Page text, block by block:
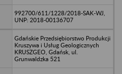
992700/611/1228/2018-SAK-WJ,
UNP: 2018-00136707
Gdańskie Przedsiębiorstwo Produkcji
Kruszywa i Usług Geologicznych
KRUSZGEO, Gdańsk, ul.
Grunwaldzka 521